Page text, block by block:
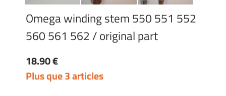
Omega winding stem 550 551 552
560 561 562 / original part
18.90 €
Plus que 3 articles